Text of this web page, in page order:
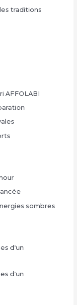
traditions
AFFOLABI
sombres
d'un
d'un